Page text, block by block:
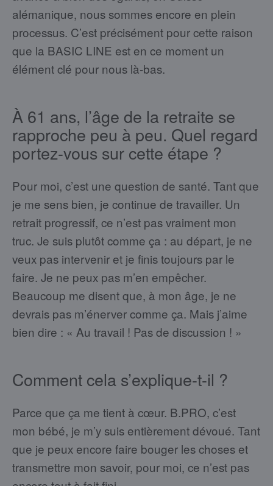
alémanique, nous sommes encore en plein
processus. C’est précisément pour cette raison
que la BASIC LINE est en ce moment un
élément clé pour nous là-bas.
À 61 ans, l’âge de la retraite se
rapproche peu à peu. Quel regard
portez-vous sur cette étape ?
Pour moi, c’est une question de santé. Tant que
je me sens bien, je continue de travailler. Un
retrait progressif, ce n’est pas vraiment mon
truc. Je suis plutôt comme ça : au départ, je ne
veux pas intervenir et je finis toujours par le
faire. Je ne peux pas m’en empêcher.
Beaucoup me disent que, à mon âge, je ne
devrais pas m’énerver comme ça. Mais j’aime
bien dire : « Au travail ! Pas de discussion ! »
Comment cela s’explique-t-il ?
Parce que ça me tient à cœur. B.PRO, c’est
mon bébé, je m’y suis entièrement dévoué. Tant
que je peux encore faire bouger les choses et
transmettre mon savoir, pour moi, ce n’est pas